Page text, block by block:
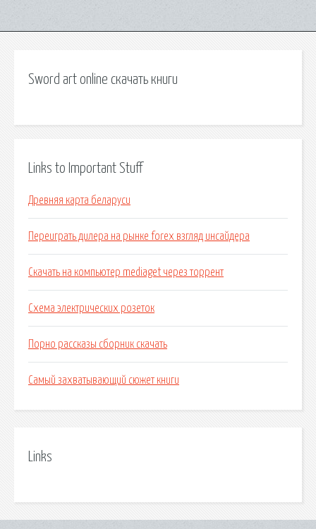
Sword art online скачать книги
Links to Important Stuff
Древняя карта беларуси
Переиграть дилера на рынке forex взгляд инсайдера
Скачать на компьютер mediaget через торрент
Схема электрических розеток
Порно рассказы сборник скачать
Самый захватывающий сюжет книги
Links